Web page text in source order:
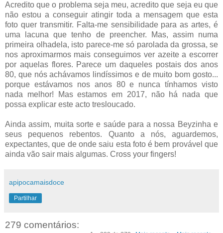
Acredito que o problema seja meu, acredito que seja eu que
não estou a conseguir atingir toda a mensagem que esta
foto quer transmitir. Falta-me sensibilidade para as artes, é
uma lacuna que tenho de preencher. Mas, assim numa
primeira olhadela, isto parece-me só parolada da grossa, se
nos aproximarmos mais conseguimos ver azeite a escorrer
por aquelas flores. Parece um daqueles postais dos anos
80, que nós achávamos lindíssimos e de muito bom gosto...
porque estávamos nos anos 80 e nunca tínhamos visto
nada melhor! Mas estamos em 2017, não há nada que
possa explicar este acto tresloucado.
Ainda assim, muita sorte e saúde para a nossa Beyzinha e
seus pequenos rebentos. Quanto a nós, aguardemos,
expectantes, que de onde saiu esta foto é bem provável que
ainda vão sair mais algumas. Cross your fingers!
apipocamaisdoce
Partilhar
279 comentários: